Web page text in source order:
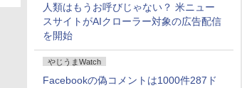
ど！その14】
人類はもうお呼びじゃない？ 米ニュー
スサイトがAIクローラー対象の広告配信
を開始
やじうまWatch
Facebookの偽コメントは1000件287ド